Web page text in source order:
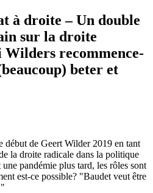
à droite – Un double
sur la droite
recommence-
beter et
début de Geert Wilder 2019 en tant
la droite radicale dans la politique
pandémie plus tard, les rôles sont
est-ce possible? "Baudet veut être